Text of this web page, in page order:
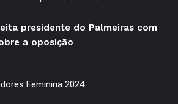
presidente do Palmeiras com
a oposição